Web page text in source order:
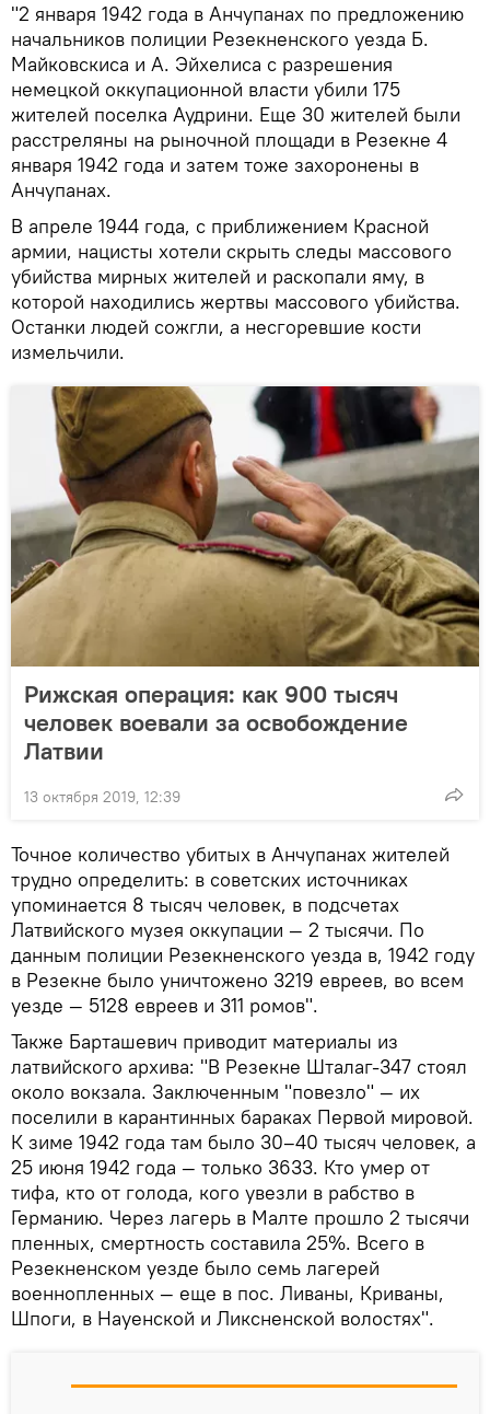
"2 января 1942 года в Анчупанах по предложению
начальников полиции Резекненского уезда Б.
Майковскиса и А. Эйхелиса с разрешения
немецкой оккупационной власти убили 175
жителей поселка Аудрини. Еще 30 жителей были
расстреляны на рыночной площади в Резекне 4
января 1942 года и затем тоже захоронены в
Анчупанах.
В апреле 1944 года, с приближением Красной
армии, нацисты хотели скрыть следы массового
убийства мирных жителей и раскопали яму, в
которой находились жертвы массового убийства.
Останки людей сожгли, а несгоревшие кости
измельчили.
Рижская операция: как 900 тысяч
человек воевали за освобождение
Латвии
13 октября 2019, 12:39
Точное количество убитых в Анчупанах жителей
трудно определить: в советских источниках
упоминается 8 тысяч человек, в подсчетах
Латвийского музея оккупации — 2 тысячи. По
данным полиции Резекненского уезда в, 1942 году
в Резекне было уничтожено 3219 евреев, во всем
уезде — 5128 евреев и 311 ромов".
Также Барташевич приводит материалы из
латвийского архива: "В Резекне Шталаг-347 стоял
около вокзала. Заключенным "повезло" — их
поселили в карантинных бараках Первой мировой.
К зиме 1942 года там было 30–40 тысяч человек, а
25 июня 1942 года — только 3633. Кто умер от
тифа, кто от голода, кого увезли в рабство в
Германию. Через лагерь в Малте прошло 2 тысячи
пленных, смертность составила 25%. Всего в
Резекненском уезде было семь лагерей
военнопленных — еще в пос. Ливаны, Криваны,
Шпоги, в Науенской и Ликсненской волостях".